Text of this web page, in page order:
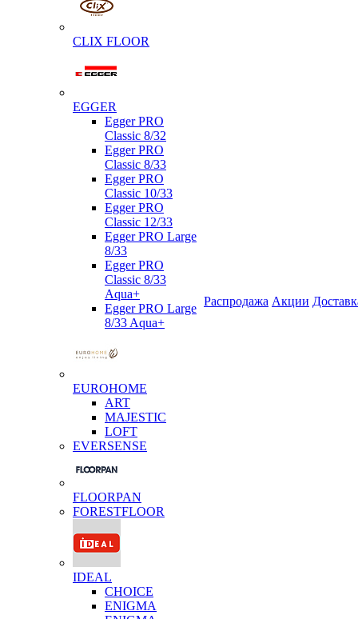
CLIX FLOOR
EGGER
Egger PRO
Classic 8/32
Egger PRO
Classic 8/33
Egger PRO
Classic 10/33
Egger PRO
Classic 12/33
Egger PRO Large
8/33
Egger PRO
Classic 8/33
Aqua+
Egger PRO Large
8/33 Aqua+
EUROHOME
ART
MAJESTIC
LOFT
EVERSENSE
FLOORPAN
FORESTFLOOR
IDEAL
CHOICE
ENIGMA
Распродажа Акции